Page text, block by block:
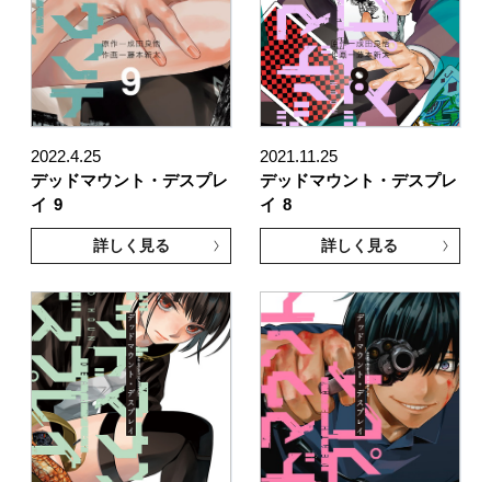
2022.4.25
デッドマウント・デスプレ
イ 9
詳しく見る
2021.11.25
デッドマウント・デスプレ
イ 8
詳しく見る